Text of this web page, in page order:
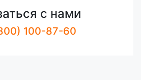
с нами
100-87-60